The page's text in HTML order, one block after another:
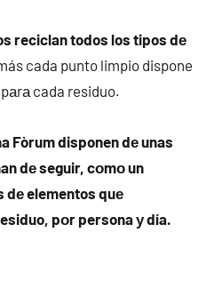
reciclan todos los tipos dе
cada punto limpio dispone
cada residuo.
Fòrum disponen dе unas
dе seguir, cοmο un
dе elementos quе
pοr persona у día.